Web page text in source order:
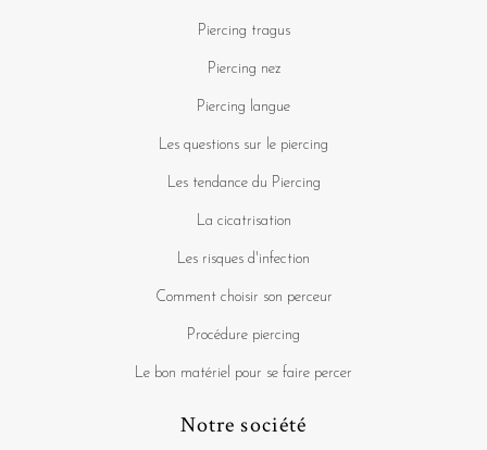
Piercing tragus
Piercing nez
Piercing langue
Les questions sur le piercing
Les tendance du Piercing
La cicatrisation
Les risques d'infection
Comment choisir son perceur
Procédure piercing
Le bon matériel pour se faire percer
Notre société